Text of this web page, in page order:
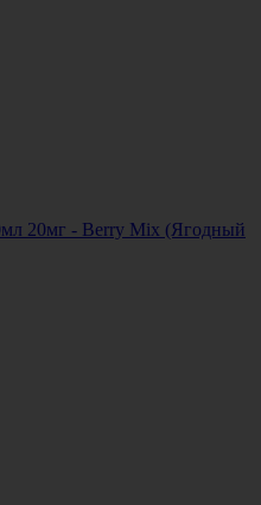
20мг - Berry Mix (Ягодный